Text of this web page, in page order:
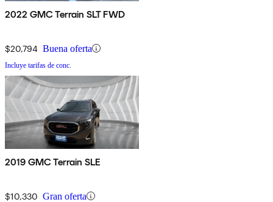
2022 GMC Terrain SLT FWD
$20,794 Buena oferta
Incluye tarifas de conc.
2019 GMC Terrain SLE
$10,330 Gran oferta